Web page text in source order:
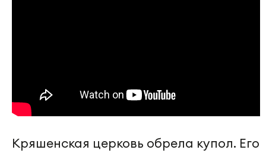
Кряшенская церковь обрела купол. Его